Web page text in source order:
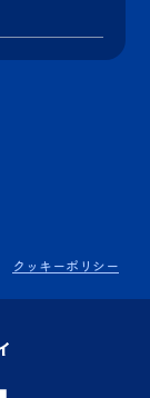
クッキーポリシー